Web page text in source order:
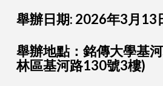
舉辦日期: 2026年3月13
舉辦地點：銘傳大學基
林區基河路130號3樓)